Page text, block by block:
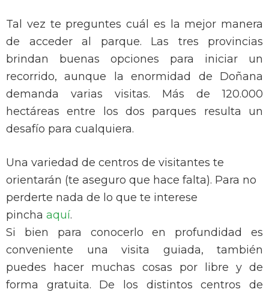
Tal vez te preguntes cuál es la mejor manera
de acceder al parque. Las tres provincias
brindan buenas opciones para iniciar un
recorrido, aunque la enormidad de Doñana
demanda varias visitas. Más de 120.000
hectáreas entre los dos parques resulta un
desafío para cualquiera.
Una variedad de centros de visitantes te
orientarán (te aseguro que hace falta). Para no
perderte nada de lo que te interese
pincha aquí.
Si bien para conocerlo en profundidad es
conveniente una visita guiada, también
puedes hacer muchas cosas por libre y de
forma gratuita. De los distintos centros de